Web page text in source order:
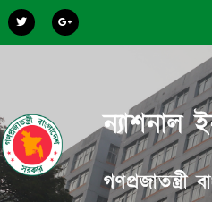
ন্যাশনাল
গণপ্রজাতন্ত্রী